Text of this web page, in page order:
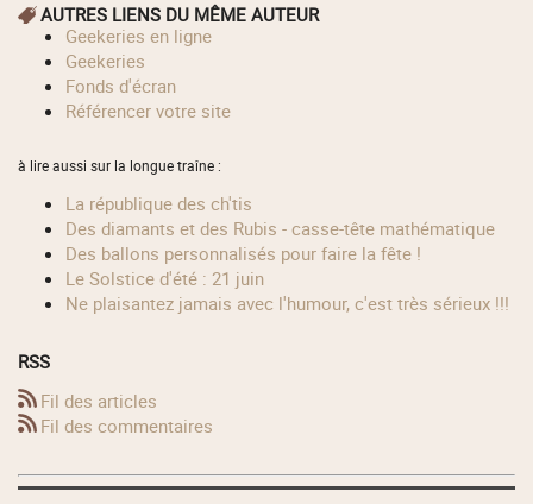
AUTRES LIENS DU MÊME AUTEUR
geekeries en ligne
geekeries
fonds d'écran
référencer votre site
à lire aussi sur la longue traîne :
La république des ch'tis
Des diamants et des Rubis - casse-tête mathématique
Des ballons personnalisés pour faire la fête !
Le Solstice d'été : 21 juin
Ne plaisantez jamais avec l'humour, c'est très sérieux !!!
RSS
Fil des articles
Fil des commentaires